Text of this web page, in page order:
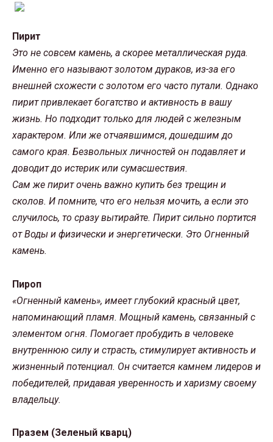
Пирит
Это не совсем камень, а скорее металлическая руда.
Именно его называют золотом дураков, из-за его
внешней схожести с золотом его часто путали. Однако
пирит привлекает богатство и активность в вашу
жизнь. Но подходит только для людей с железным
характером. Или же отчаявшимся, дошедшим до
самого края. Безвольных личностей он подавляет и
доводит до истерик или сумасшествия.
Сам же пирит очень важно купить без трещин и
сколов. И помните, что его нельзя мочить, а если это
случилось, то сразу вытирайте. Пирит сильно портится
от Воды и физически и энергетически. Это Огненный
камень.
Пироп
«Огненный камень», имеет глубокий красный цвет,
напоминающий пламя. Мощный камень, связанный с
элементом огня. Помогает пробудить в человеке
внутреннюю силу и страсть, стимулирует активность и
жизненный потенциал. Он считается камнем лидеров и
победителей, придавая уверенность и харизму своему
владельцу.
Празем (Зеленый кварц)